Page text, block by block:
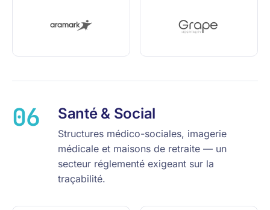
06 Santé & Social
Structures médico-sociales, imagerie
médicale et maisons de retraite — un
secteur réglementé exigeant sur la
traçabilité.